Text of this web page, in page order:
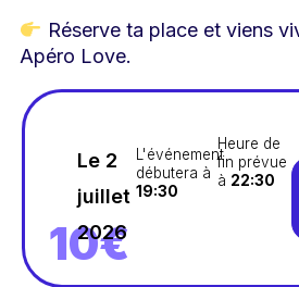
Réserve ta place et viens
Apéro Love.
10€
Le 2
juillet
2026
L'événement
débutera à
19:30
Heure de
fin prévue
à 22:30